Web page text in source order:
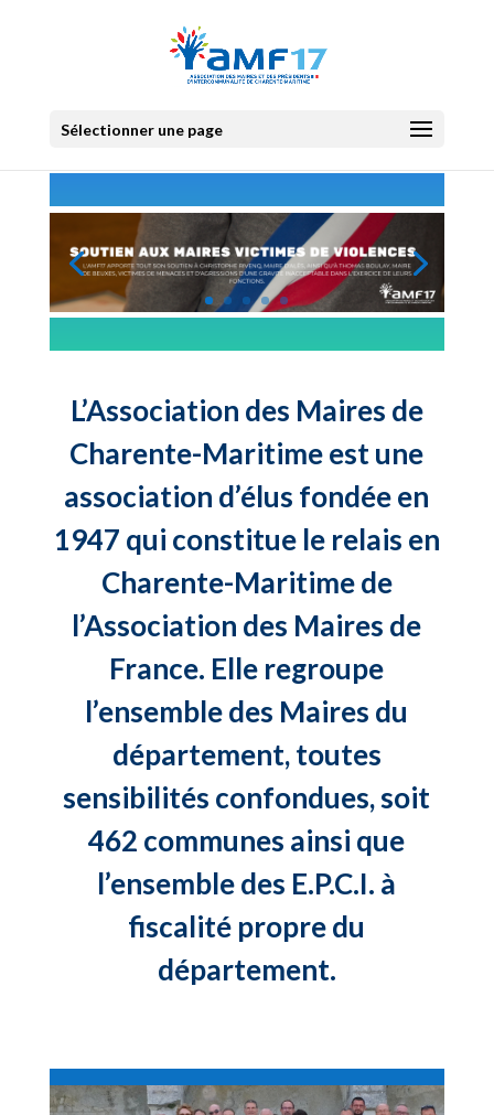
Sélectionner une page
L’Association des Maires de
Charente-Maritime est une
association d’élus fondée en
1947 qui constitue le relais en
Charente-Maritime de
l’Association des Maires de
France. Elle regroupe
l’ensemble des Maires du
département, toutes
sensibilités confondues, soit
462 communes ainsi que
l’ensemble des E.P.C.I. à
fiscalité propre du
département.